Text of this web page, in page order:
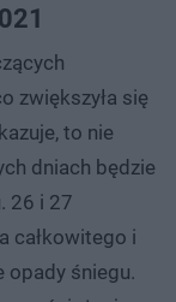
zwiększyła się
to nie
dniach będzie
26 i 27
całkowitego i
opady śniegu.